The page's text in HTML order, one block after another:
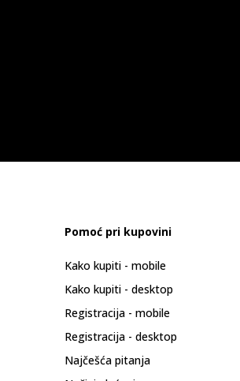
Pomoć pri kupovini
Kako kupiti - mobile
Kako kupiti - desktop
Registracija - mobile
Registracija - desktop
Najčešća pitanja